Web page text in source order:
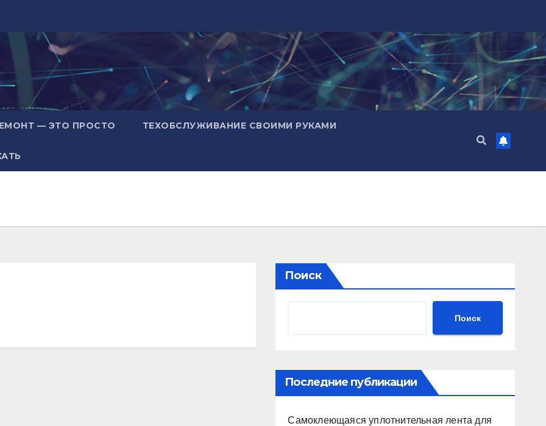
— ЭТО ПРОСТО ТЕХОБСЛУЖИВАНИЕ СВОИМИ РУКАМИ
Поиск
Поиск
Последние публикации
Самоклеющаяся уплотнительная лента для